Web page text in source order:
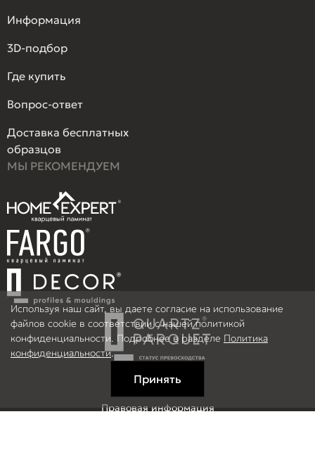
Правовая информация
Информация
3D-подбор
Где купить
Вопрос-ответ
Доставка бесплатных
образцов
МЫ РЕКОМЕНДУЕМ
Используя наш сайт, вы даете согласие на использование
файлов cookie в соответствии с нашей политикой
конфиденциальности. Подробнее в разделе Политика
конфиденциальности.
Принять